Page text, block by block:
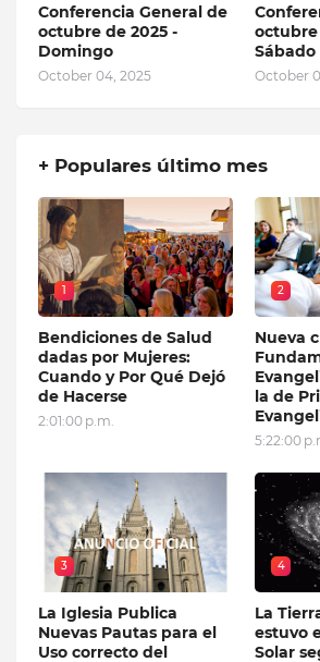
Conferencia General de
octubre de 2025 -
Domingo
October 04, 2025
octubre
Sábado
October
+ Populares último mes
1
Bendiciones de Salud
dadas por Mujeres:
Cuando y Por Qué Dejó
de Hacerse
2:01:00 p.m.
2
Nueva
la de
5:22:00
3
La Iglesia Publica
Nuevas Pautas para el
Uso correcto del
4
La
estuvo
Solar